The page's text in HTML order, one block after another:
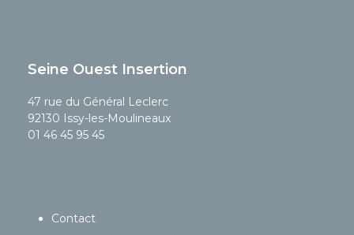
Seine Ouest Insertion
47 rue du Général Leclerc
92130 Issy-les-Moulineaux
01 46 45 95 45
Contact